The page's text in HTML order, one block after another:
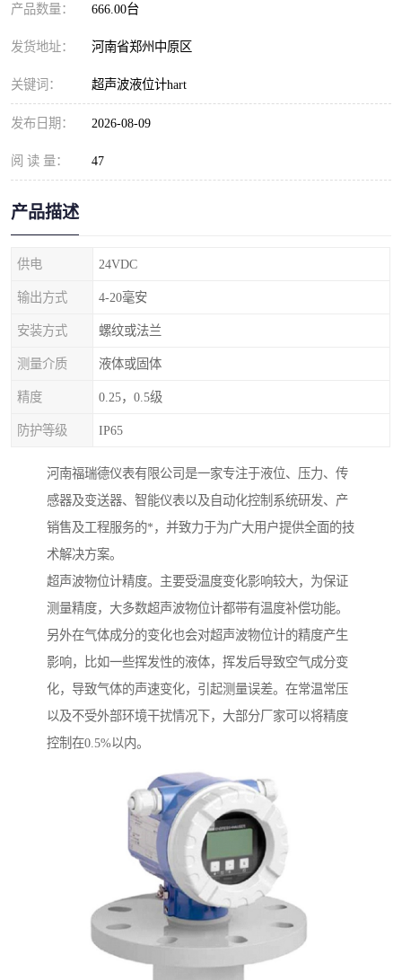
产品数量： 666.00台
发货地址： 河南省郑州中原区
关键词： 超声波液位计hart
发布日期： 2026-08-09
阅 读 量： 47
产品描述
供电 24VDC
输出方式 4-20毫安
安装方式 螺纹或法兰
测量介质 液体或固体
精度 0.25，0.5级
防护等级 IP65
河南福瑞德仪表有限公司是一家专注于液位、压力、传
感器及变送器、智能仪表以及自动化控制系统研发、产
销售及工程服务的*，并致力于为广大用户提供全面的技
术解决方案。
超声波物位计精度。主要受温度变化影响较大，为保证
测量精度，大多数超声波物位计都带有温度补偿功能。
另外在气体成分的变化也会对超声波物位计的精度产生
影响，比如一些挥发性的液体，挥发后导致空气成分变
化，导致气体的声速变化，引起测量误差。在常温常压
以及不受外部环境干扰情况下，大部分厂家可以将精度
控制在0.5%以内。